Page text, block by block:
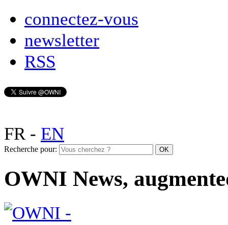
connectez-vous
newsletter
RSS
FR- EN
Recherche pour:
OWNI News,